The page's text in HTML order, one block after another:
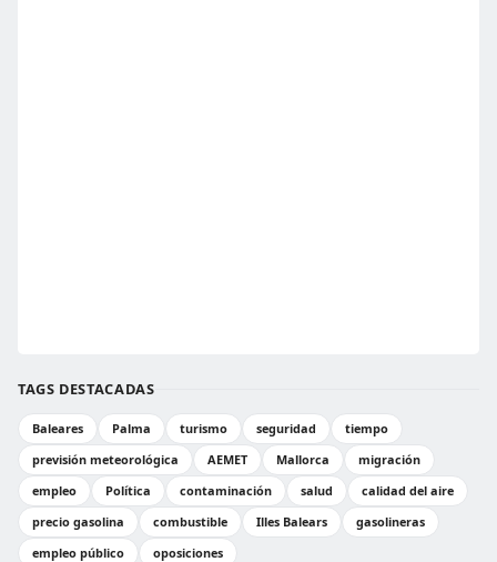
TAGS DESTACADAS
Baleares Palma turismo seguridad
tiempo
previsión meteorológica
AEMET Mallorca
migración
empleo
Política contaminación salud
calidad del aire
precio gasolina
combustible Illes Balears
gasolineras
empleo público
oposiciones